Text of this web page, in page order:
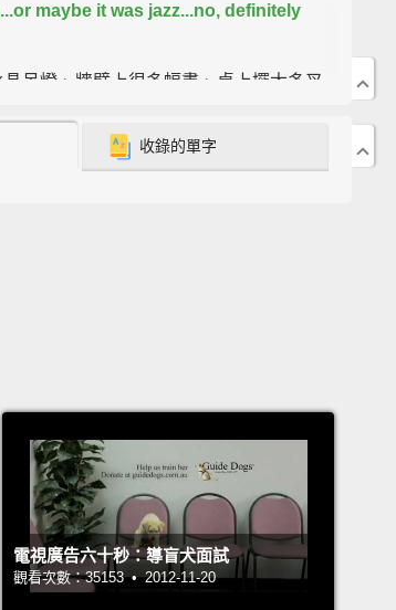
or maybe it was jazz...no, definitely
吊燈、牆壁上很多幅畫、桌上擺太多叉
典樂...也有可能是爵士樂...不是，一定
我說今天的特餐：超豪華、豪華蔬菜、
。」
收錄的單字
電視廣告六十秒：導盲犬面試
觀看次數：35153 • 2012-11-20